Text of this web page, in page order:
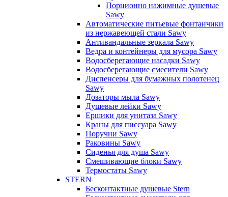
Порционно нажимные душевые
Sawy
Автоматические питьевые фонтанчики
из нержавеющей стали Sawy
Антивандальные зеркала Sawy
Ведра и контейнеры для мусора Sawy
Водосберегающие насадки Sawy
Водосберегающие смесители Sawy
Диспенсеры для бумажных полотенец
Sawy
Дозаторы мыла Sawy
Душевые лейки Sawy
Ершики для унитаза Sawy
Краны для писсуара Sawy
Поручни Sawy
Раковины Sawy
Сиденья для душа Sawy
Смешивающие блоки Sawy
Термостаты Sawy
STERN
Бесконтактные душевые Stern